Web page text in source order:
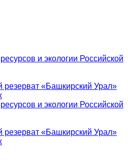
и экологии Российской
«Башкирский Урал»
и экологии Российской
«Башкирский Урал»